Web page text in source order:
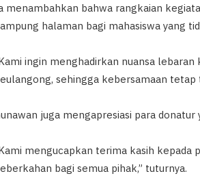
menambahkan bahwa rangkaian
halaman bagi mahasiswa yang
ingin menghadirkan nuansa
sehingga kebersamaan tetap
juga mengapresiasi para
mengucapkan terima kasih kepada
bagi semua pihak,” tuturnya.